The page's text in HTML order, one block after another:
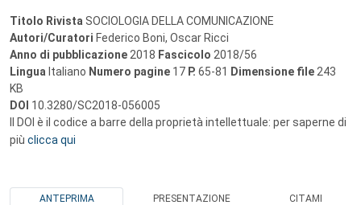
Titolo Rivista SOCIOLOGIA DELLA COMUNICAZIONE
Autori/Curatori Federico Boni, Oscar Ricci
Anno di pubblicazione 2018 Fascicolo 2018/56
Lingua Italiano Numero pagine 17 P. 65-81 Dimensione file 243
KB
DOI 10.3280/SC2018-056005
Il DOI è il codice a barre della proprietà intellettuale: per saperne di
più clicca qui
ANTEPRIMA PRESENTAZIONE CITAMI